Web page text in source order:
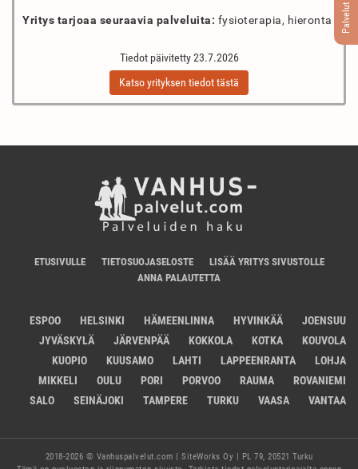
Palvelut
Yritys tarjoaa seuraavia palveluita: fysioterapia, hieronta
Tiedot päivitetty 23.7.2026
Katso yrityksen tiedot tästä
ETUSIVULLE TIETOSUOJASELOSTE
LISÄÄ YRITYS SIVUSTOLLE
ANNA PALAUTETTA
ESPOO HELSINKI HÄMEENLINNA HYVINKÄÄ
JOENSUU
JYVÄSKYLÄ
JÄRVENPÄÄ KOKKOLA KOTKA
KOUVOLA
KUOPIO
KUUSAMO LAHTI LAPPEENRANTA
LOHJA
MIKKELI
OULU PORI PORVOO RAUMA
ROVANIEMI
SALO
SEINÄJOKI TAMPERE TURKU VAASA VANTAA
2018-2026 © Vanhuspalvelut.com | SiteWorks Oy | PL 79, 20521 Turku